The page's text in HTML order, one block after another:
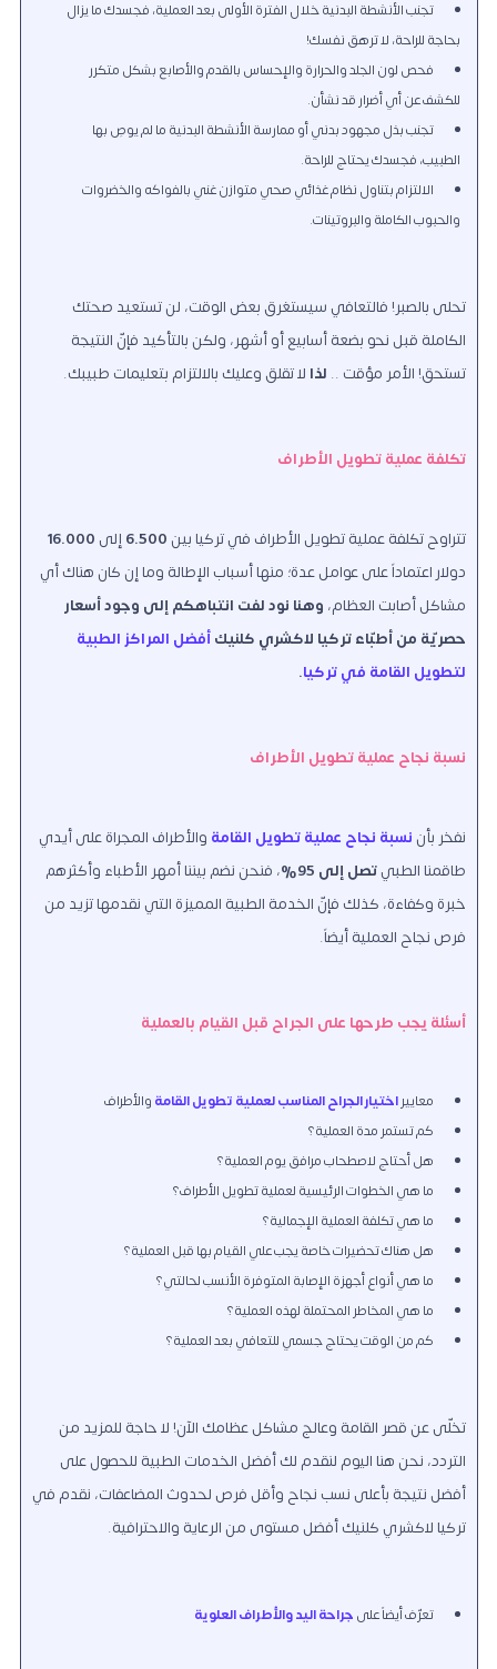
تجنب الأنشطة البدنية خلال الفترة الأولى بعد العملية، فجسدك ما يزال
بحاجة للراحة، لا ترهق نفسك!
فحص لون الجلد والحرارة والإحساس بالقدم والأصابع بشكل متكرر
للكشف عن أي أضرار قد نشأن.
تجنب بذل مجهود بدني أو ممارسة الأنشطة البدنية ما لم يوصِ بها
الطبيب، فجسدك يحتاج للراحة.
الالتزام بتناول نظام غذائي صحي متوازن غني بالفواكه والخضروات
والحبوب الكاملة والبروتينات.
تحلى بالصبر! فالتعافي سيستغرق بعض الوقت، لن تستعيد صحتك
الكاملة قبل نحو بضعة أسابيع أو أشهر، ولكن بالتأكيد فإنّ النتيجة
تستحق! الأمر مؤقت .. لذا لا تقلق وعليك بالالتزام بتعليمات طبيبك.
تكلفة عملية تطويل الأطراف
تتراوح تكلفة عملية تطويل الأطراف في تركيا بين 6.500إلى 16.000
دولار اعتماداً على عوامل عدة؛ منها أسباب الإطالة وما إن كان هناك أي
مشاكل أصابت العظام، وهنا نود لفت انتباهكم إلى وجود أسعار
حصريّة من أطبّاء تركيا لاكشري كلنيكأفضل المراكز الطبية
لتطويل القامة في تركيا.
نسبة نجاح عملية تطويل الأطراف
نفخر بأن نسبة نجاح عملية تطويل القامة والأطراف المجراة على أيدي
طاقمنا الطبيتصل إلى 95%
، فنحن نضم بيننا أمهر الأطباء وأكثرهم
خبرة وكفاءة، كذلك فإنّ الخدمة الطبية المميزة التي نقدمها تزيد من
فرص نجاح العملية أيضاً.
أسئلة يجب طرحها على الجراح قبل القيام بالعملية
معاييراختيار الجراح المناسب لعملية تطويل القامةوالأطراف
كم تستمر مدة العملية؟
هل أحتاج لاصطحاب مرافق يوم العملية؟
ما هي الخطوات الرئيسية لعملية تطويل الأطراف؟
ما هي تكلفة العملية الإجمالية؟
هل هناك تحضيرات خاصة يجب علي القيام بها قبل العملية؟
ما هي أنواع أجهزة الإصابة المتوفرة الأنسب لحالتي؟
ما هي المخاطر المحتملة لهذه العملية؟
كم من الوقت يحتاج جسمي للتعافي بعد العملية؟
تخلّى عن قصر القامة وعالج مشاكل عظامك الآن! لا حاجة للمزيد من
التردد، نحن هنا اليوم لنقدم لك أفضل الخدمات الطبية للحصول على
أفضل نتيجة بأعلى نسب نجاح وأقل فرص لحدوث المضاعفات، نقدم في
تركيا لاكشري كلنيك أفضل مستوى من الرعاية والاحترافية.
تعرّف أيضاً علىجراحة اليد والأطراف العلوية